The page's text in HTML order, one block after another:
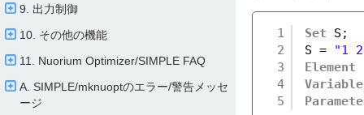
9. 出力制御
10. その他の機能
11. Nuorium Optimizer/​SIMPLE FAQ
A. SIMPLE/​mknuoptのエラー/​警告メッセ
ージ
1
2
3
4
5
Set
S;
S =
"1
Element
Variable